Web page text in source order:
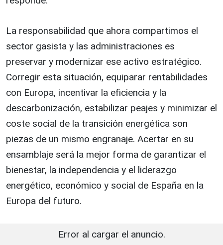
La responsabilidad que ahora compartimos el
sector gasista y las administraciones es
preservar y modernizar ese activo estratégico.
Corregir esta situación, equiparar rentabilidades
con Europa, incentivar la eficiencia y la
descarbonización, estabilizar peajes y minimizar el
coste social de la transición energética son
piezas de un mismo engranaje. Acertar en su
ensamblaje será la mejor forma de garantizar el
bienestar, la independencia y el liderazgo
energético, económico y social de España en la
Europa del futuro.
Error al cargar el anuncio.